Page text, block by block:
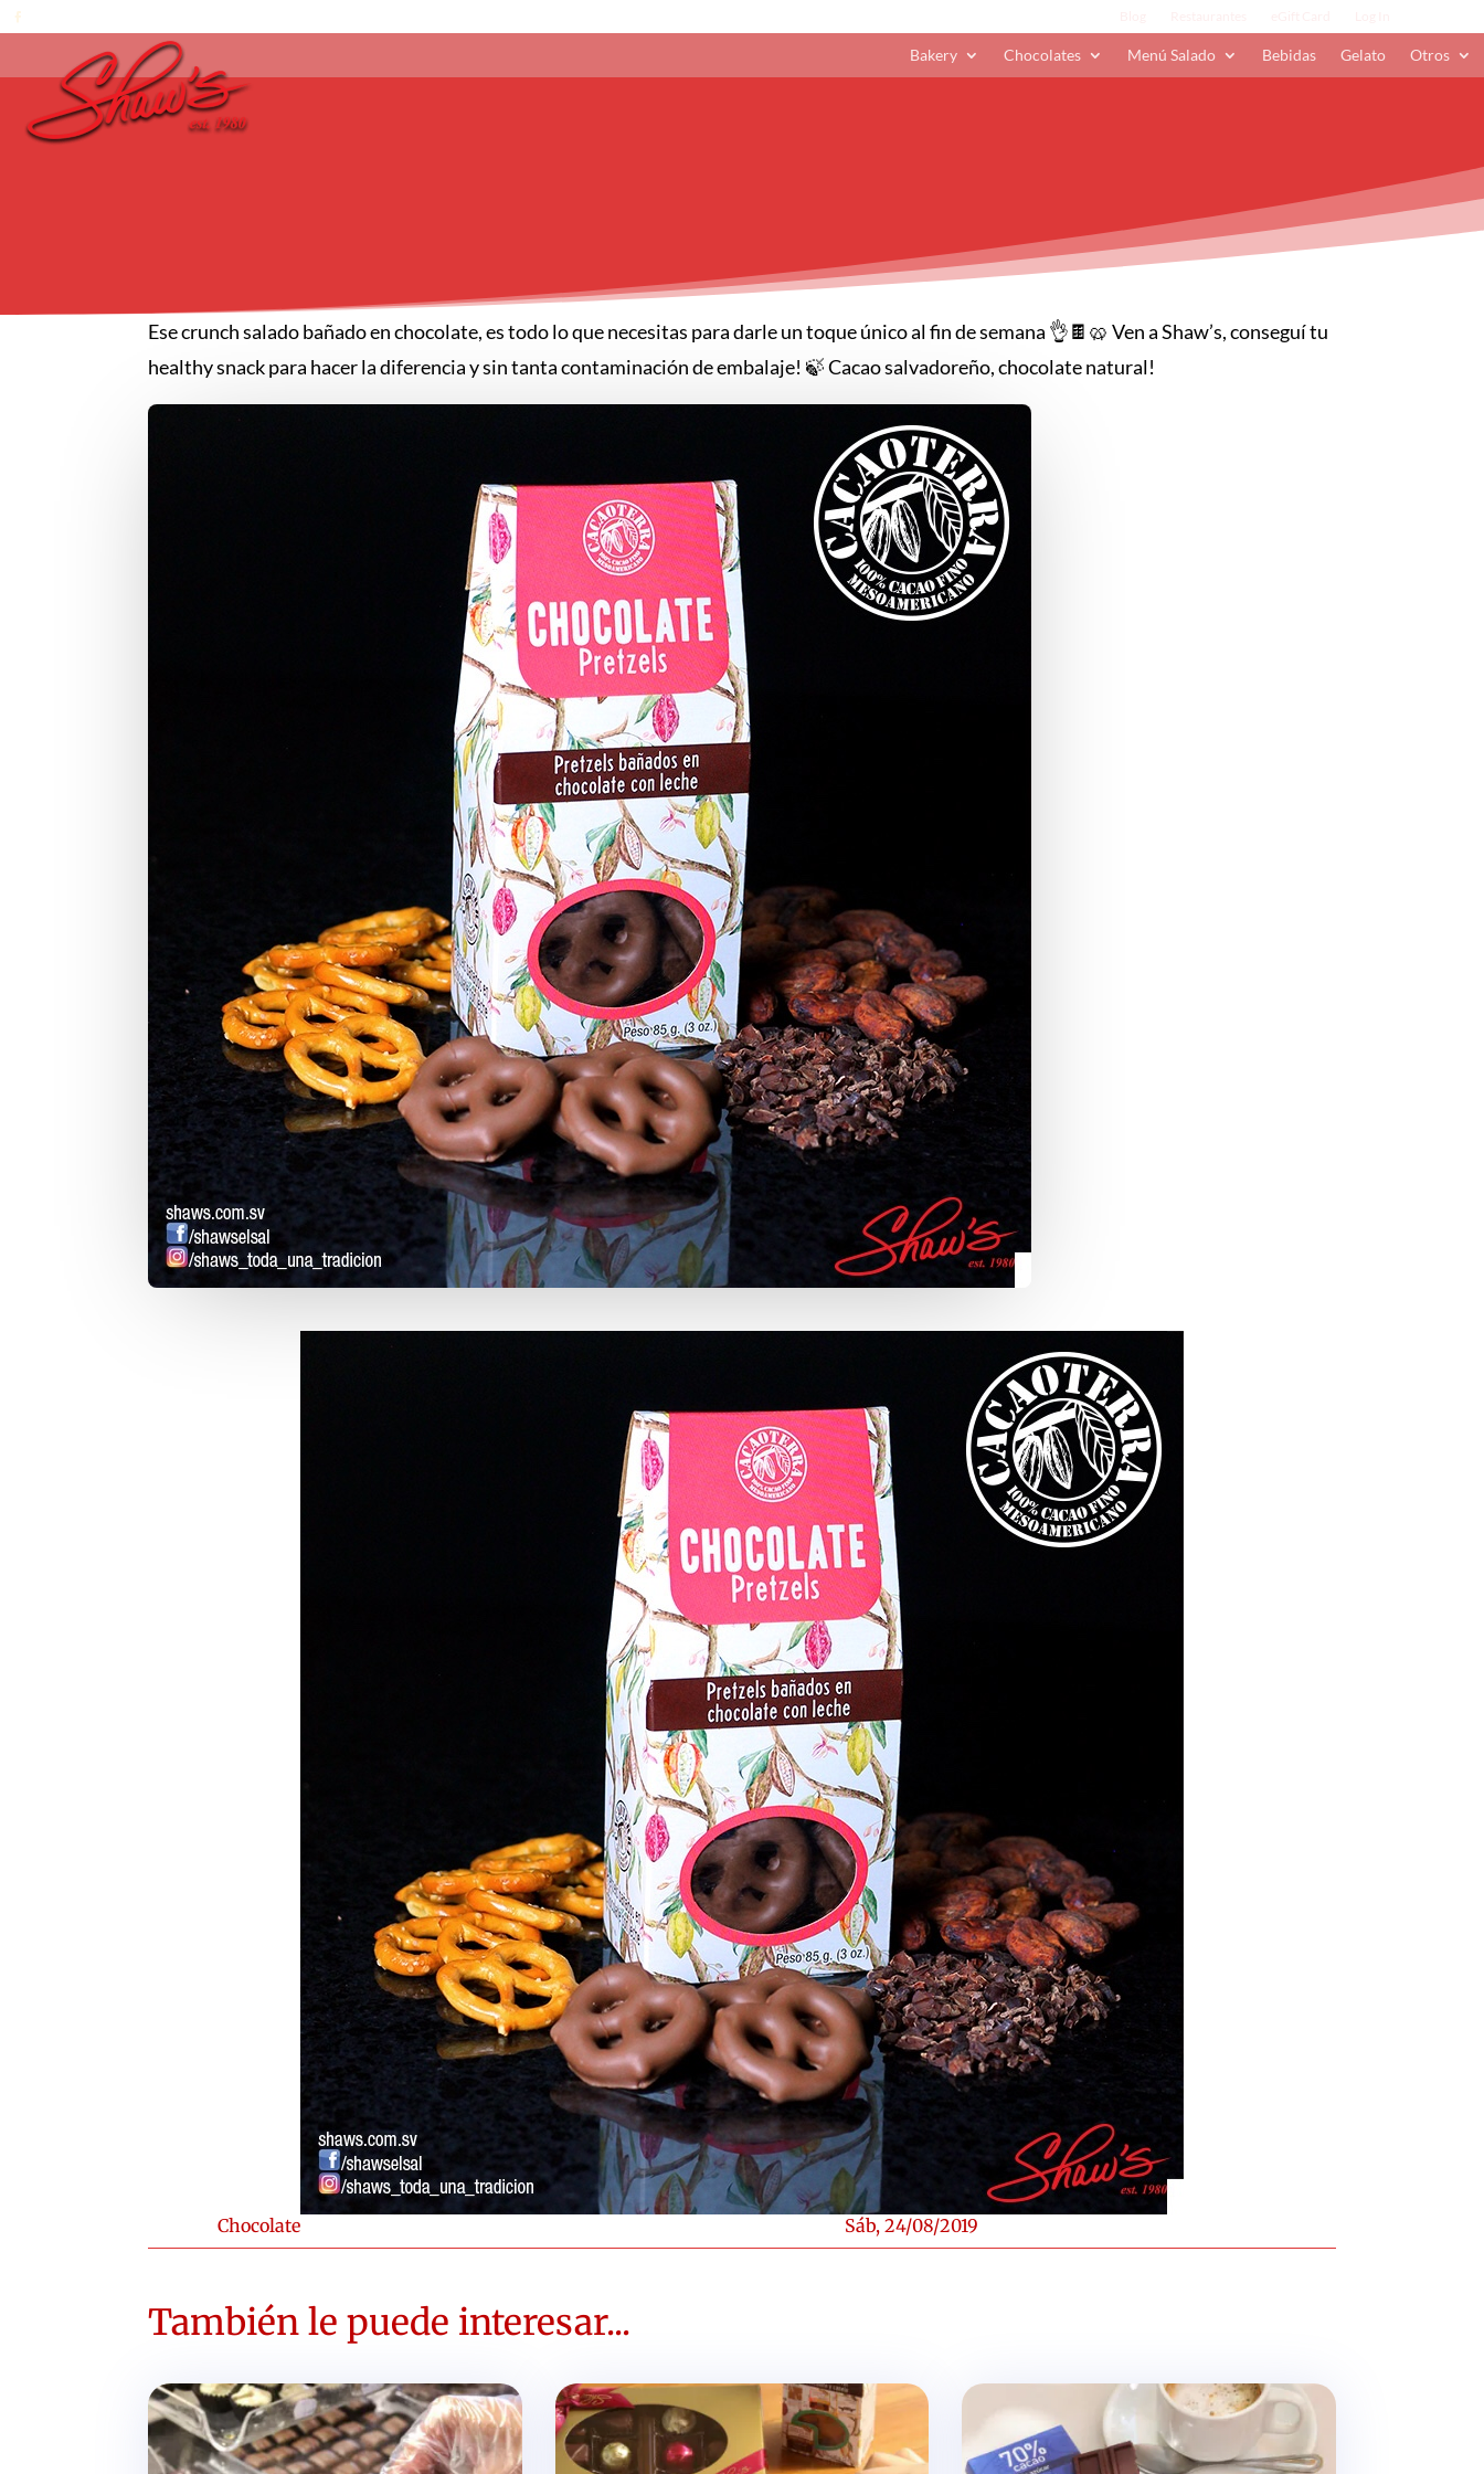
Bakery Chocolates Menú Salado Bebidas Gelato Otros
Ese crunch salado bañado en chocolate, es todo lo que necesitas para darle un toque único al fin de semana 👌🍫🥨 Ven a Shaw’s, conseguí tu
healthy snack para hacer la diferencia y sin tanta contaminación de embalaje! 🍃 Cacao salvadoreño, chocolate natural!
Chocolate Sáb, 24/08/2019
También le puede interesar...